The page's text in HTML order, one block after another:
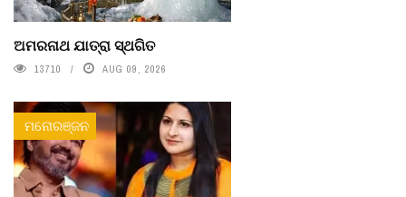
ଅମରନାଥ ଯାତ୍ରା ସ୍ଥଗିତ
13710 AUG 09, 2026
ମନୋରଞ୍ଜନ